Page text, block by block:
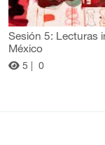
Sesión 5: Lecturas
México
5 | 0